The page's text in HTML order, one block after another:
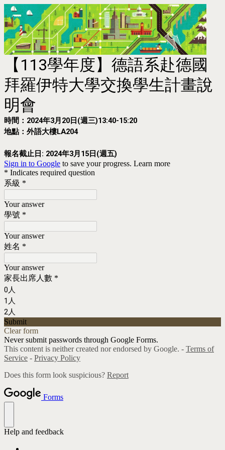
【113學年度】德語系赴德國
拜羅伊特大學交換學生計畫說
明會
時間：2024年3月20日(週三)13:40-15:20
地點：外語大樓LA204
報名截止日: 2024年3月15日(週五)
Sign in to Google to save your progress. Learn more
* Indicates required question
系級 *
Your answer
學號 *
Your answer
姓名 *
Your answer
家長出席人數 *
0人
1人
2人
Submit
Clear form
Never submit passwords through Google Forms.
This content is neither created nor endorsed by Google. - Terms of
Service - Privacy Policy
Does this form look suspicious? Report
Forms
Help and feedback